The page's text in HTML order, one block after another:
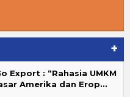
+
Export : “Rahasia UMKM
Amerika dan Erop…